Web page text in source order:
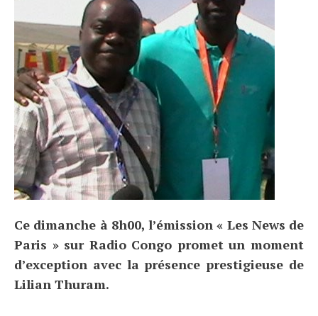
Ce dimanche à 8h00, l’émission « Les News de
Paris » sur Radio Congo promet un moment
d’exception avec la présence prestigieuse de
Lilian Thuram.